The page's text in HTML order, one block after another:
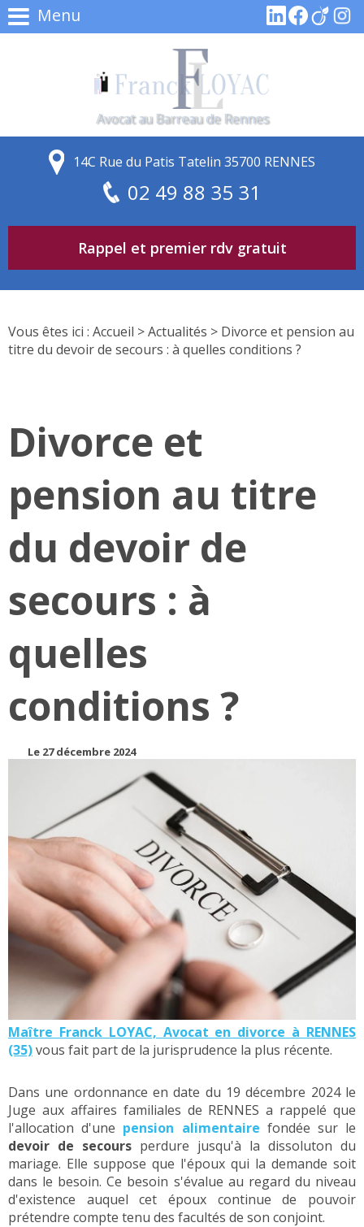
Menu
Avocat au Barreau de Rennes
14C Rue du Patis Tatelin 35700 RENNES
02 49 88 35 31
Rappel et premier rdv gratuit
Vous êtes ici : Accueil >Actualités > Divorce et pension au
titre du devoir de secours : à quelles conditions ?
Divorce et
pension au titre
du devoir de
secours : à
quelles
conditions ?
Le 27 décembre 2024
Maître Franck LOYAC, Avocat en divorce à RENNES
(35)vous fait part de la jurisprudence la plus récente.
Dans une ordonnance en date du 19 décembre 2024 le
Juge aux affaires familiales de RENNES a rappelé que
l'allocation d'une pension alimentaire fondée sur le
devoir de secours perdure jusqu'à la dissoluton du
mariage. Elle suppose que l'époux qui la demande soit
dans le besoin. Ce besoin s'évalue au regard du niveau
d'existence auquel cet époux continue de pouvoir
prétendre compte tenu des facultés de son conjoint.